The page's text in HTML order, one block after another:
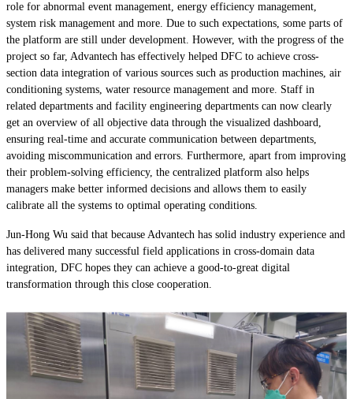
role for abnormal event management, energy efficiency management,
system risk management and more. Due to such expectations, some parts of
the platform are still under development. However, with the progress of the
project so far, Advantech has effectively helped DFC to achieve cross-
section data integration of various sources such as production machines, air
conditioning systems, water resource management and more. Staff in
related departments and facility engineering departments can now clearly
get an overview of all objective data through the visualized dashboard,
ensuring real-time and accurate communication between departments,
avoiding miscommunication and errors. Furthermore, apart from improving
their problem-solving efficiency, the centralized platform also helps
managers make better informed decisions and allows them to easily
calibrate all the systems to optimal operating conditions.
Jun-Hong Wu said that because Advantech has solid industry experience and
has delivered many successful field applications in cross-domain data
integration, DFC hopes they can achieve a good-to-great digital
transformation through this close cooperation.